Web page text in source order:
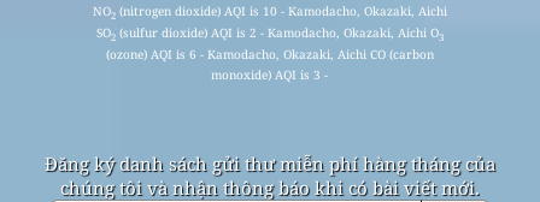
NO2(nitrogen dioxide) AQI is 10 - Kamodacho, Okazaki, Aichi
SO2(sulfur dioxide) AQI is 2 - Kamodacho, Okazaki, Aichi O3
(ozone) AQI is 6 - Kamodacho, Okazaki, Aichi CO (carbon
monoxide) AQI is 3 -
Đăng ký danh sách gửi thư miễn phí hàng tháng của
chúng tôi và nhận thông báo khi có bài viết mới.